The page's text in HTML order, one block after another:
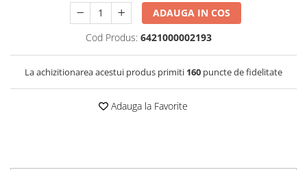
ADAUGA IN COS
Cod Produs: 6421000002193
La achizitionarea acestui produs primiti 160 puncte de fidelitate
Adauga la Favorite